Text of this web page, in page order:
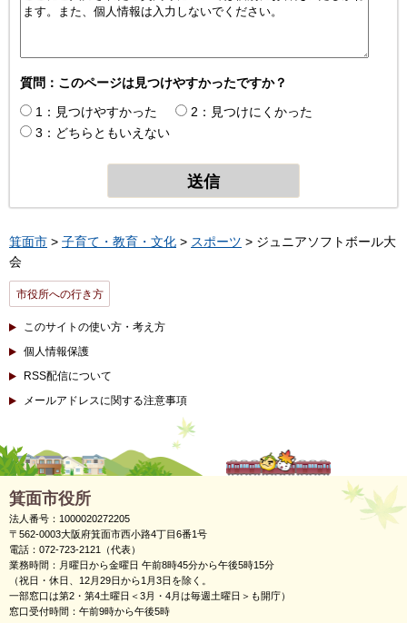
質問：このページは見つけやすかったですか？
1：見つけやすかった
2：見つけにくかった
3：どちらともいえない
箕面市 > 子育て・教育・文化 > スポーツ > ジュニアソフトボール大
会
市役所への行き方
このサイトの使い方・考え方
個人情報保護
RSS配信について
メールアドレスに関する注意事項
箕面市役所
法人番号：1000020272205
〒562-0003大阪府箕面市西小路4丁目6番1号
電話：072-723-2121（代表）
業務時間：月曜日から金曜日 午前8時45分から午後5時15分
（祝日・休日、12月29日から1月3日を除く。
一部窓口は第2・第4土曜日＜3月・4月は毎週土曜日＞も開庁）
窓口受付時間：午前9時から午後5時